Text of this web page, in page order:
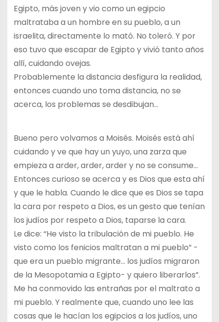
Egipto, más joven y vio como un egipcio
maltrataba a un hombre en su pueblo, a un
israelita, directamente lo mató. No toleró. Y por
eso tuvo que escapar de Egipto y vivió tanto años
allí, cuidando ovejas.
Probablemente la distancia desfigura la realidad,
entonces cuando uno toma distancia, no se
acerca, los problemas se desdibujan…
Bueno pero volvamos a Moisés. Moisés está ahí
cuidando y ve que hay un yuyo, una zarza que
empieza a arder, arder, arder y no se consume…
Entonces curioso se acerca y es Dios que esta ahí
y que le habla. Cuando le dice que es Dios se tapa
la cara por respeto a Dios, es un gesto que tenían
los judíos por respeto a Dios, taparse la cara.
Le dice: “He visto la tribulación de mi pueblo. He
visto como los fenicios maltratan a mi pueblo” -
que era un pueblo migrante… los judíos migraron
de la Mesopotamia a Egipto- y quiero liberarlos”.
Me ha conmovido las entrañas por el maltrato a
mi pueblo. Y realmente que, cuando uno lee las
cosas que le hacían los egipcios a los judíos, uno